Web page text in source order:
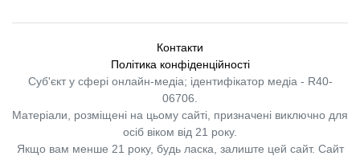
Контакти
Політика конфіденційності
Суб'єкт у сфері онлайн-медіа; ідентифікатор медіа - R40-
06706.
Матеріали, розміщені на цьому сайті, призначені виключно для
осіб віком від 21 року.
Якщо вам менше 21 року, будь ласка, залиште цей сайт. Сайт